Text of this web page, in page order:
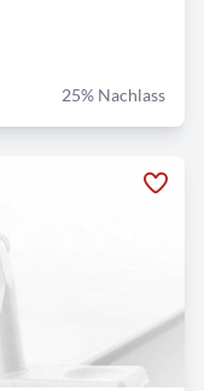
25% Nachlass